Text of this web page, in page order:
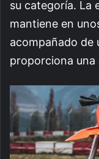
su categoría. La
mantiene en
acompañado de
proporciona una